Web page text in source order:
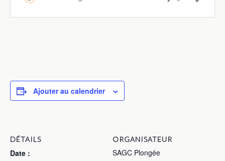
Ajouter au calendrier
DÉTAILS
Date :
ORGANISATEUR
SAGC Plongée